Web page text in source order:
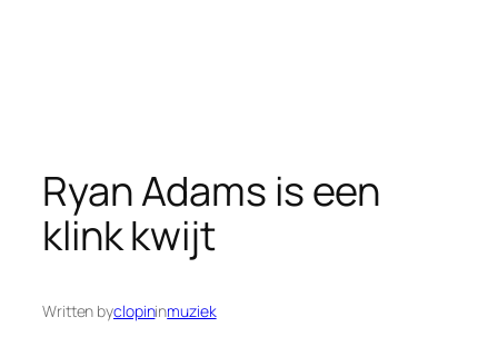
Ryan Adams is een
klink kwijt
Written byclopininmuziek